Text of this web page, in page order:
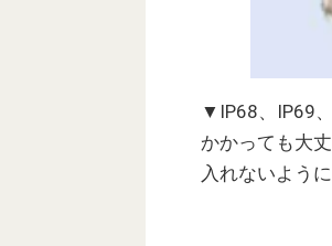
▼IP68、IP69
かかっても大
入れないよう